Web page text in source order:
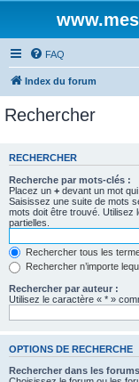
FAQ
Index du forum
Rechercher
RECHERCHER
Recherche par mots-clés :
Placez un + devant un mot
Saisissez une suite de mots
mots doit être trouvé. Utilisez
partielles.
Rechercher tous les
Rechercher n’importe
Rechercher par auteur :
Utilisez le caractère « * »
OPTIONS DE RECHERCHE
Rechercher dans les